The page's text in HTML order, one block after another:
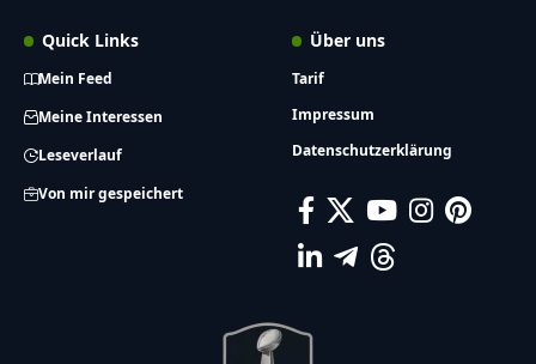
Quick Links
Mein Feed
Meine Interessen
Leseverlauf
Von mir gespeichert
Über uns
Tarif
Impressum
Datenschutzerklärung